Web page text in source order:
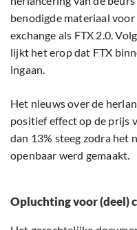
benodigde materiaal
exchange als FTX 2.0.
lijkt het erop dat FTX
ingaan.
Het nieuws over de
positief effect op de prijs
dan 13% steeg zodra het
openbaar werd gemaakt.
Opluchting voor (deel)